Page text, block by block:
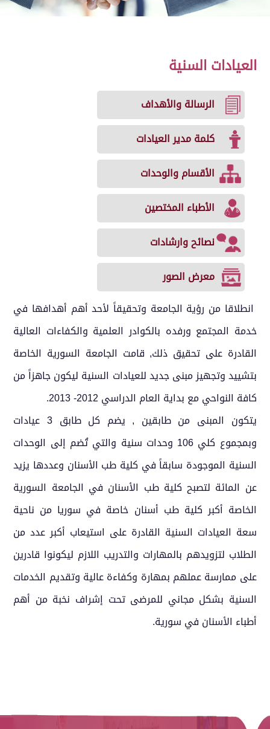
العيادات السنية
الرسالة والأهداف
كلمة مدير العيادات
الأقسام والوحدات
الأطباء المختصين
نصائح وارشادات
معرض الصور
انطلاقا من رؤية الجامعة وتحقيقاً لأحد أهم أهدافها في
خدمة المجتمع ورفده بالكوادر العلمية والكفاءات العالية
القادرة على تحقيق ذلك, قامت الجامعة السورية الخاصة
بتشييد وتجهيز مبنى جديد للعيادات السنية ليكون جاهزاً من
كافة النواحي مع بداية العام الدراسي 2012- 2013.
يتكون المبنى من طابقين , يضم كل طابق 3 عيادات
وبمجموع كلي 106 وحدات سنية والتي تُضم إلى الوحدات
السنية الموجودة سابقاً في كلية طب الأسنان وعددها يزيد
عن المائة لتصبح كلية طب الأسنان في الجامعة السورية
الخاصة أكبر كلية طب أسنان خاصة في سوريا من ناحية
سعة العيادات السنية القادرة على استيعاب أكبر عدد من
الطلاب لتزويدهم بالمهارات والتدريب اللازم ليكونوا قادرين
على ممارسة عملهم بمهارة وكفاءة عالية وتقديم الخدمات
السنية بشكل مجاني للمرضى تحت إشراف نخبة من أهم
أطباء الأسنان في سورية.